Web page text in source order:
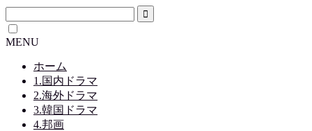
MENU
ホーム
1.国内ドラマ
2.海外ドラマ
3.韓国ドラマ
4.邦画